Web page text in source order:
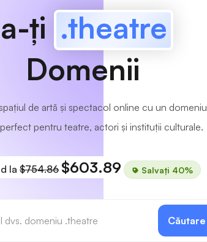
ți .theatre
Domenii
de artă și spectacol online cu un domeniu
pentru teatre, actori și instituții culturale.
la $754.86 $603.89 Salvați 40%
Căutare